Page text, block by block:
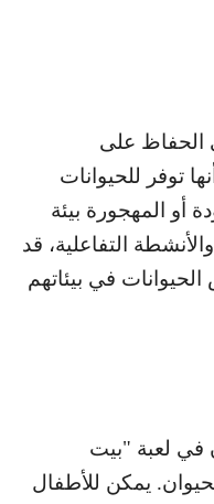
الحفاظ على
توفر للحيوانات
أو المهجورة بيئة
التفاعلية، قد
في بيئاتهم
في لعبة "بيت
يمكن للأطفال